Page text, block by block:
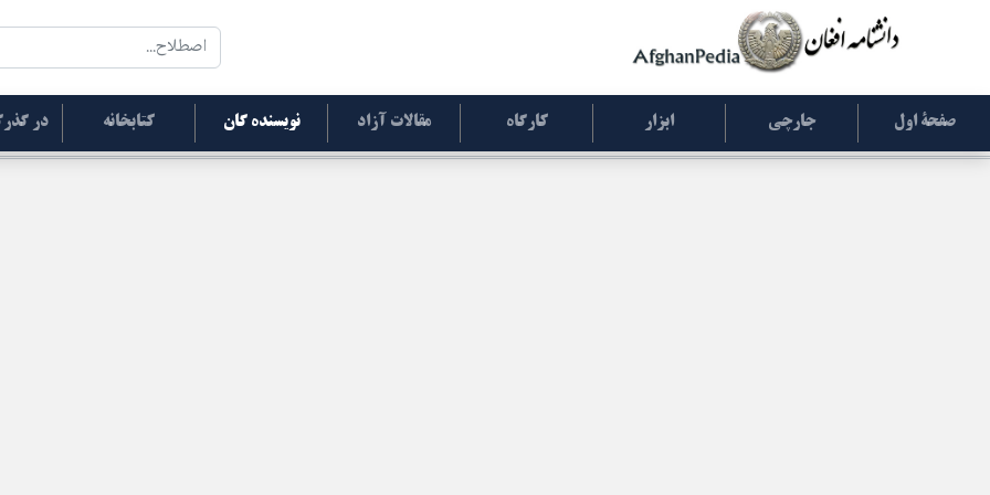
صفحۀ اول جارچی ابزار کارگاه مقالات آزاد نویسنده گان کتابخانه در